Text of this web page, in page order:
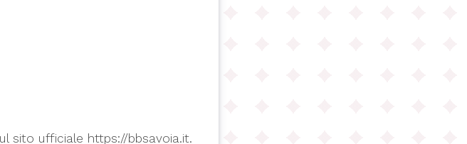
sito ufficiale https://bbsavoia.it.